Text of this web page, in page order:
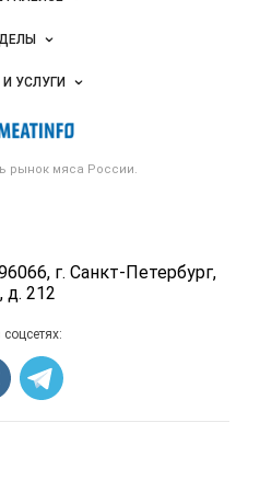
рынок мяса России.
г. Санкт-Петербург,
д. 212
Meatinfo.ru
рекламы
оферта
информация
персональных данных
рынка
УСЛУГИ
весе
деликатесы
снеки
Яйца